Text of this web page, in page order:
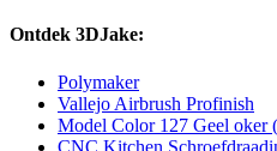
Ontdek 3DJake:
Polymaker
Vallejo Airbrush Profinish
Model Color 127 Geel oker
CNC Kitchen